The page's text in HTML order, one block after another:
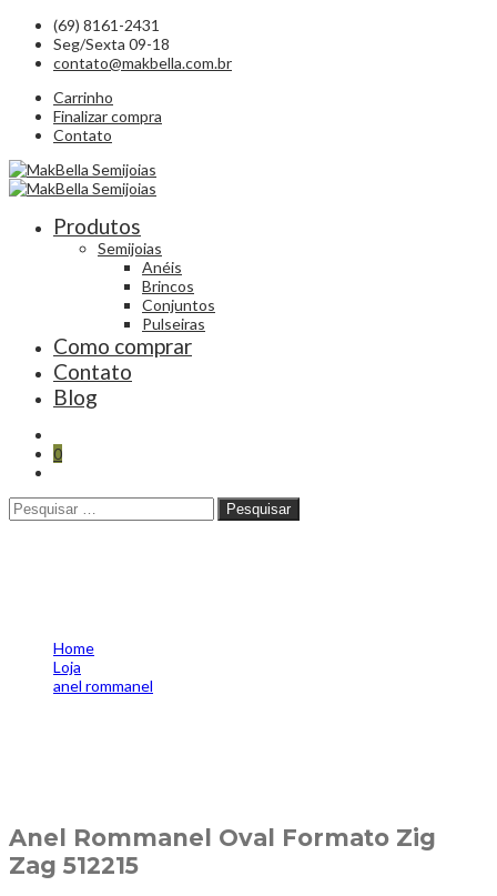
(69) 8161-2431
Seg/Sexta 09-18
contato@makbella.com.br
Carrinho
Finalizar compra
Contato
Produtos
Semijoias
Anéis
Brincos
Conjuntos
Pulseiras
Como comprar
Contato
Blog
0
Pesquisar Pesquisar
Home
Loja
anel rommanel
Anel Rommanel Oval Formato Zig
Zag 512215